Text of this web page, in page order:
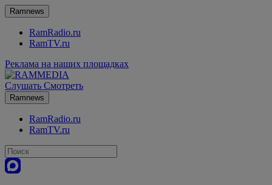
Ramnews
RamRadio.ru
RamTV.ru
Реклама на наших площадках
Слушать Смотреть
Ramnews
RamRadio.ru
RamTV.ru